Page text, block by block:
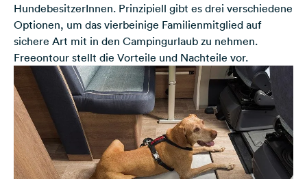
HundebesitzerInnen. Prinzipiell gibt es drei verschiedene
Optionen, um das vierbeinige Familienmitglied auf
sichere Art mit in den Campingurlaub zu nehmen.
Freeontour stellt die Vorteile und Nachteile vor.